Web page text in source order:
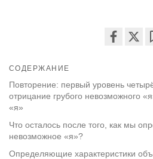
СОДЕРЖАНИЕ
Повторение: первый уровень
отрицание грубого невозможного
«я»
Что осталось после того, как мы
невозможное «я»?
Определяющие характеристики